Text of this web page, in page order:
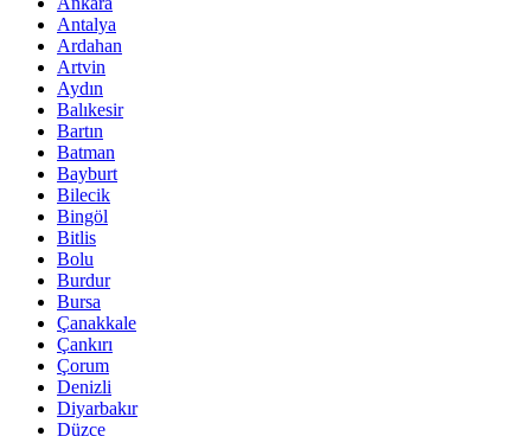
Antalya
Ardahan
Artvin
Aydın
Balıkesir
Bartın
Batman
Bayburt
Bilecik
Bingöl
Bitlis
Bolu
Burdur
Bursa
Çanakkale
Çankırı
Çorum
Denizli
Diyarbakır
Düzce